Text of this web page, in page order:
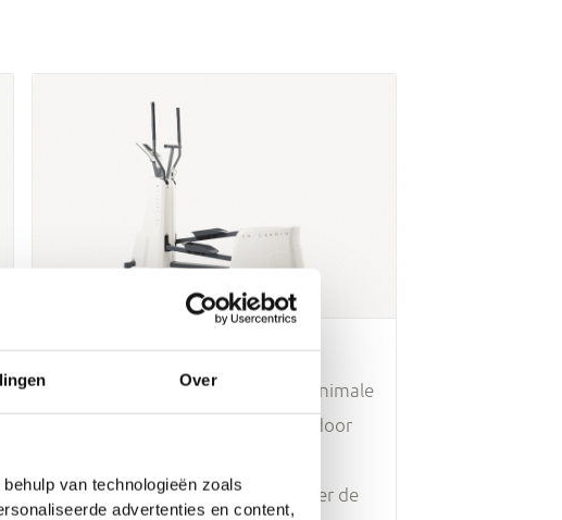
Over
van technologieën zoals
advertenties en content,
EN-Cardio Crosswalker
Medische crosstrainer met als minimale
weerstand slechts 20 Watt. Hierdoor
hart-/longpatiënten. Beschikt over de